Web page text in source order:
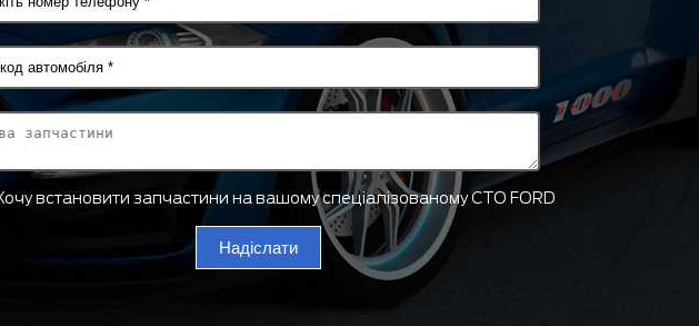
встановити запчастини на вашому спеціалізованому СТО FORD
Надіслати